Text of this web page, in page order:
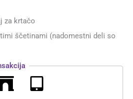
za krtačo
ščetinami (nadomestni deli so